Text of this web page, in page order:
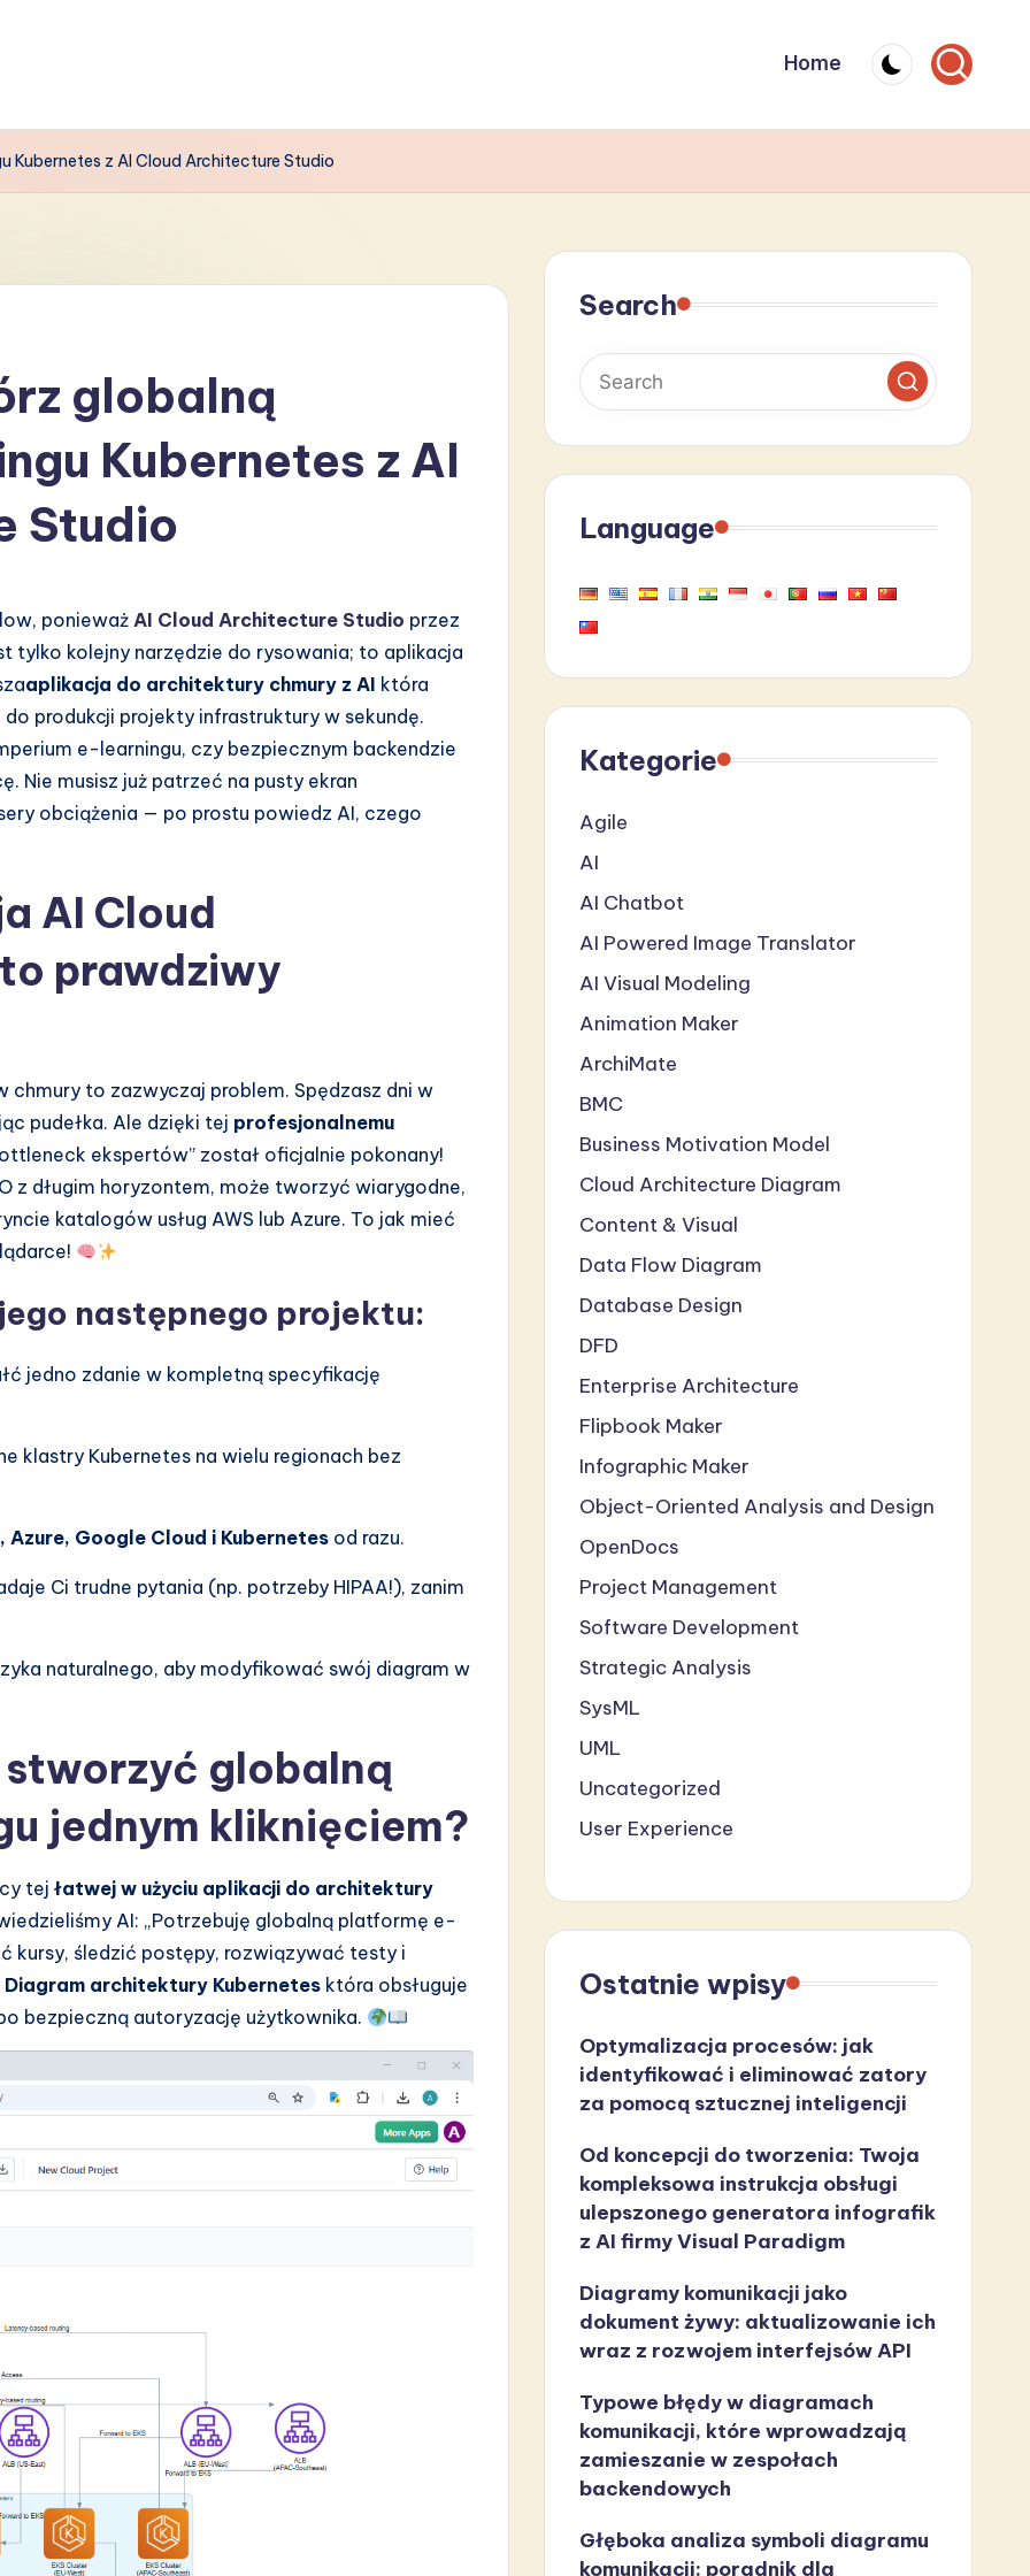
Home
z AI Cloud Architecture Studio
globalną
Kubernetes z AI
Studio
ponieważ AI Cloud Architecture Studio przez
tylko kolejny narzędzie do rysowania; to aplikacja
aplikacja do architektury chmury z AI która
produkcji projekty infrastruktury w sekundę.
e-learningu, czy bezpiecznym backendzie
Nie musisz już patrzeć na pusty ekran
obciążenia — po prostu powiedz AI, czego
AI Cloud
prawdziwy
to zazwyczaj problem. Spędzasz dni w
pudełka. Ale dzięki tej profesjonalnemu
ekspertów” został oficjalnie pokonany!
z długim horyzontem, może tworzyć wiarygodne,
katalogów usług AWS lub Azure. To jak mieć
następnego projektu:
jedno zdanie w kompletną specyfikację
klastry Kubernetes na wielu regionach bez
Azure, Google Cloud i Kubernetes od razu.
Ci trudne pytania (np. potrzeby HIPAA!), zanim
naturalnego, aby modyfikować swój diagram w
globalną
jednym kliknięciem?
tej łatwej w użyciu aplikacji do architektury
AI: „Potrzebuję globalną platformę e-
kursy, śledzić postępy, rozwiązywać testy i
Diagram architektury Kubernetes która obsługuje
bezpieczną autoryzację użytkownika.
Search
Language
Kategorie
Agile
AI
AI Chatbot
AI Powered Image Translator
AI Visual Modeling
Animation Maker
ArchiMate
BMC
Business Motivation Model
Cloud Architecture Diagram
Content & Visual
Data Flow Diagram
Database Design
DFD
Enterprise Architecture
Flipbook Maker
Infographic Maker
Object-Oriented Analysis and Design
OpenDocs
Project Management
Software Development
Strategic Analysis
SysML
UML
Uncategorized
User Experience
Ostatnie wpisy
Optymalizacja procesów: jak
identyfikować i eliminować zatory
za pomocą sztucznej inteligencji
Od koncepcji do tworzenia: Twoja
kompleksowa instrukcja obsługi
ulepszonego generatora infografik
z AI firmy Visual Paradigm
Diagramy komunikacji jako
dokument żywy: aktualizowanie ich
wraz z rozwojem interfejsów API
Typowe błędy w diagramach
komunikacji, które wprowadzają
zamieszanie w zespołach
backendowych
Głęboka analiza symboli diagramu
komunikacji: poradnik dla